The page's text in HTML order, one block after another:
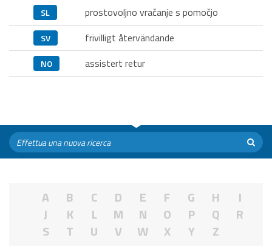
SL prostovoljno vračanje s pomočjo
SV frivilligt återvändande
NO assistert retur
A B C D E F G H
I
J
K L M N O P Q
R
S
T U V W X Y Z